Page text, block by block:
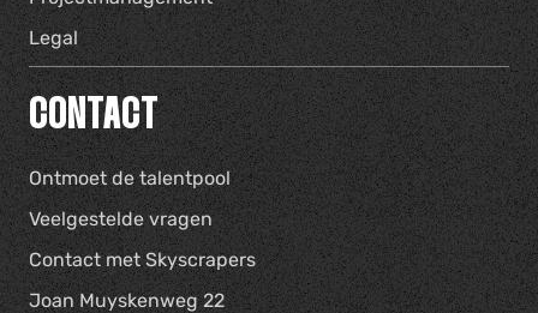
Legal
CONTACT
Ontmoet de talentpool
Veelgestelde vragen
Contact met Skyscrapers
Joan Muyskenweg 22